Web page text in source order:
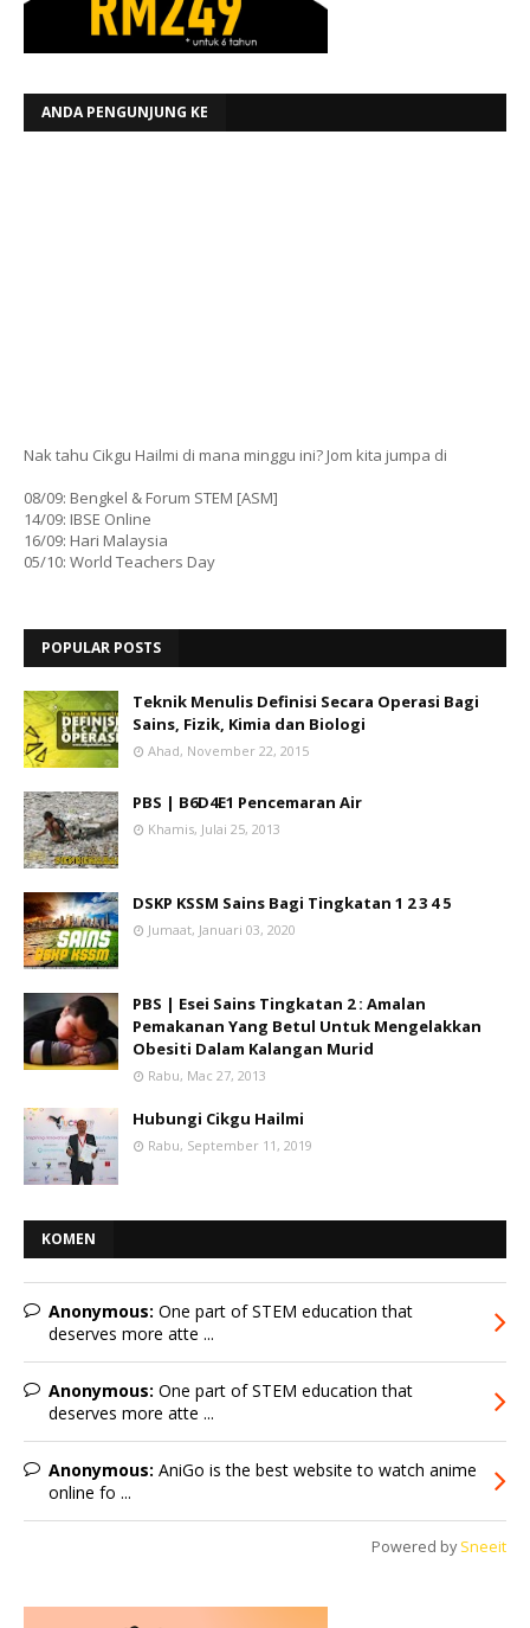
ANDA PENGUNJUNG KE
Nak tahu Cikgu Hailmi di mana minggu ini? Jom kita jumpa di
08/09: Bengkel & Forum STEM [ASM]
14/09: IBSE Online
16/09: Hari Malaysia
05/10: World Teachers Day
POPULAR POSTS
Teknik Menulis Definisi Secara Operasi Bagi
Sains, Fizik, Kimia dan Biologi
Ahad, November 22, 2015
PBS | B6D4E1 Pencemaran Air
Khamis, Julai 25, 2013
DSKP KSSM Sains Bagi Tingkatan 1 2 3 4 5
Jumaat, Januari 03, 2020
PBS | Esei Sains Tingkatan 2 : Amalan
Pemakanan Yang Betul Untuk Mengelakkan
Obesiti Dalam Kalangan Murid
Rabu, Mac 27, 2013
Hubungi Cikgu Hailmi
Rabu, September 11, 2019
KOMEN
Anonymous: One part of STEM education that
deserves more atte ...
Anonymous: One part of STEM education that
deserves more atte ...
Anonymous: AniGo is the best website to watch anime
online fo ...
Powered by Sneeit